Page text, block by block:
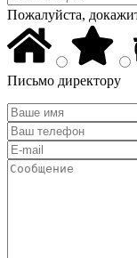
Пожалуйста,
Письмо директору